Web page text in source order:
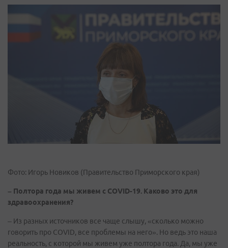
Фото: Игорь Новиков (Правительство Приморского края)
– Полтора года мы живем с COVID-19. Каково это для
здравоохранения?
– Из разных источников все чаще слышу, «сколько можно
говорить про COVID, все проблемы на него». Но ведь это наша
реальность, с которой мы живем уже полтора года. Да, мы уже